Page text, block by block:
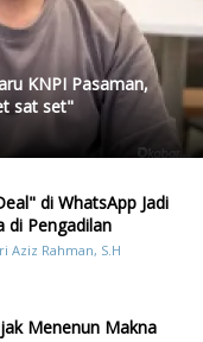
KNPI Pasaman,
sat set"
di WhatsApp Jadi
di Pengadilan
Aziz Rahman, S.H
Menenun Makna